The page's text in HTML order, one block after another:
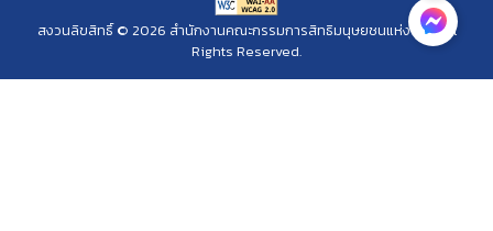
สงวนลิขสิทธิ์ © 2026 สำนักงานคณะกรรมการสิทธิมนุษยชนแห่งชาติ. All
Rights Reserved.